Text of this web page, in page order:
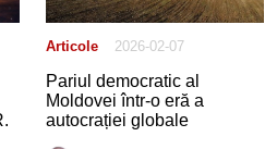
Articole 2026-02-07
Pariul democratic al
Moldovei într-o eră a
autocrației globale